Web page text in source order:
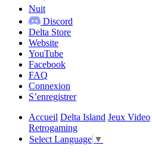
Nuit
Discord
Delta Store
Website
YouTube
Facebook
FAQ
Connexion
S’enregistrer
Accueil Delta Island Jeux Video
Retrogaming
Select Language ▼